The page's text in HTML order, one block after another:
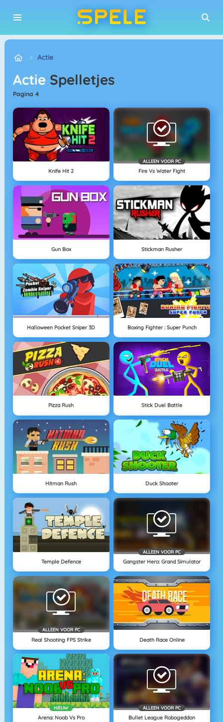
Actie
Actie Spelletjes
pagina 4
Knife Hit 2
ALLEEN VOOR PC
Fire Vs Water Fight
Gun Box Stickman Rusher
Halloween Pocket Sniper 3D Boxing Fighter : Super Punch
Pizza Rush Stick Duel Battle
Hitman Rush Duck Shooter
Temple Defence
ALLEEN VOOR PC
Gangster Hero: Grand Simulator
ALLEEN VOOR PC
Real Shooting FPS Strike Death Race Online
NIEUW
Arena: Noob Vs Pro
ALLEEN VOOR PC
Bullet League Robogeddon